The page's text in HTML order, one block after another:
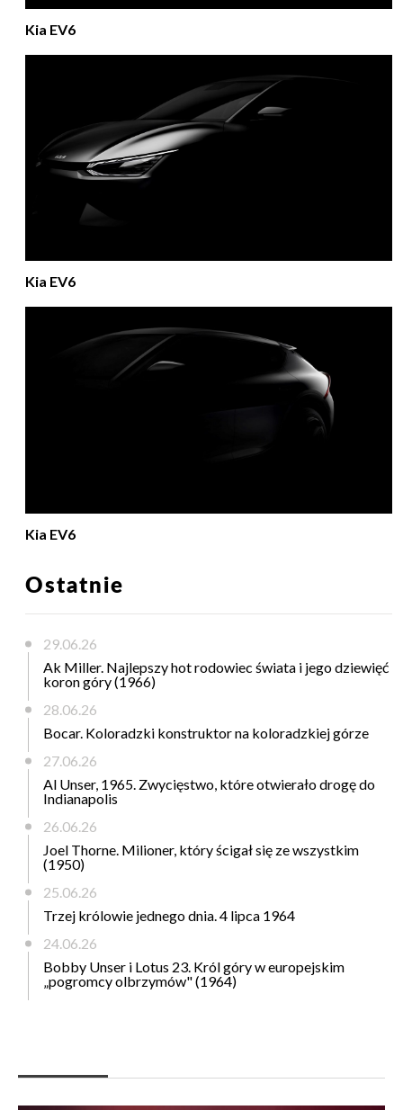
Kia EV6
Kia EV6
Kia EV6
Ostatnie
29.06.26
Ak Miller. Najlepszy hot rodowiec świata i jego dziewięć
koron góry (1966)
28.06.26
Bocar. Koloradzki konstruktor na koloradzkiej górze
27.06.26
Al Unser, 1965. Zwycięstwo, które otwierało drogę do
Indianapolis
26.06.26
Joel Thorne. Milioner, który ścigał się ze wszystkim
(1950)
25.06.26
Trzej królowie jednego dnia. 4 lipca 1964
24.06.26
Bobby Unser i Lotus 23. Król góry w europejskim
„pogromcy olbrzymów" (1964)